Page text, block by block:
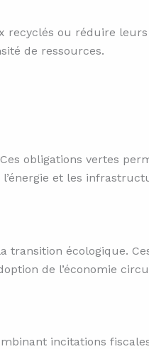
ou réduire
de ressources.
obligations vertes
et les
transition écologique.
de l’économie
incitations